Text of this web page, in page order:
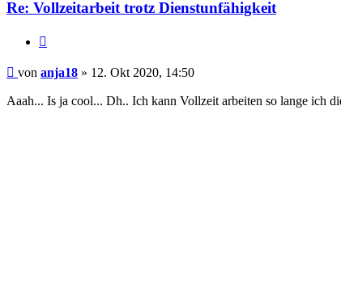
Re: Vollzeitarbeit trotz Dienstunfähigkeit
Beitrag
von anja18 » 12. Okt 2020, 14:50
Aaah... Is ja cool... Dh.. Ich kann Vollzeit arbeiten so lange ich